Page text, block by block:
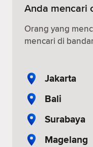
Anda mencari
Orang yang
mencari di
Jakarta
Bali
Surabaya
Magelang